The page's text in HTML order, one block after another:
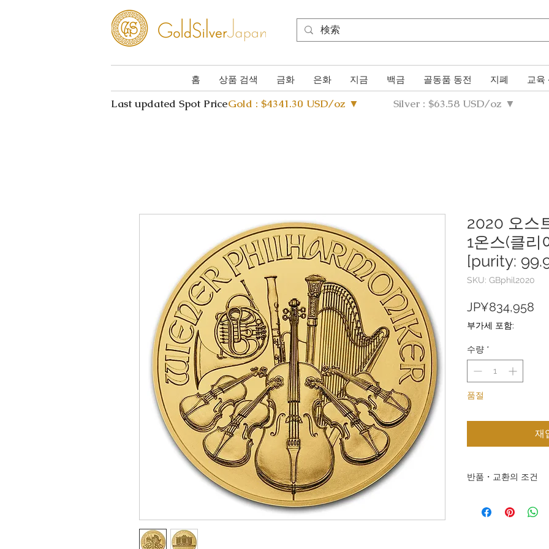
홈 상품 검색 금화 은화 지금 백금 골동품 동전 지폐 교육
Last updated Spot PriceGold : $4341.30 USD/oz ▼ Silver : $63.58 USD/oz ▼
2020 오스
1온스(클리
[purity:
SKU: GBphil2020
JP¥834,958
부가세 포함:
수량 *
품절
재
반품・교환의 조건
반품・교환의 조건 주